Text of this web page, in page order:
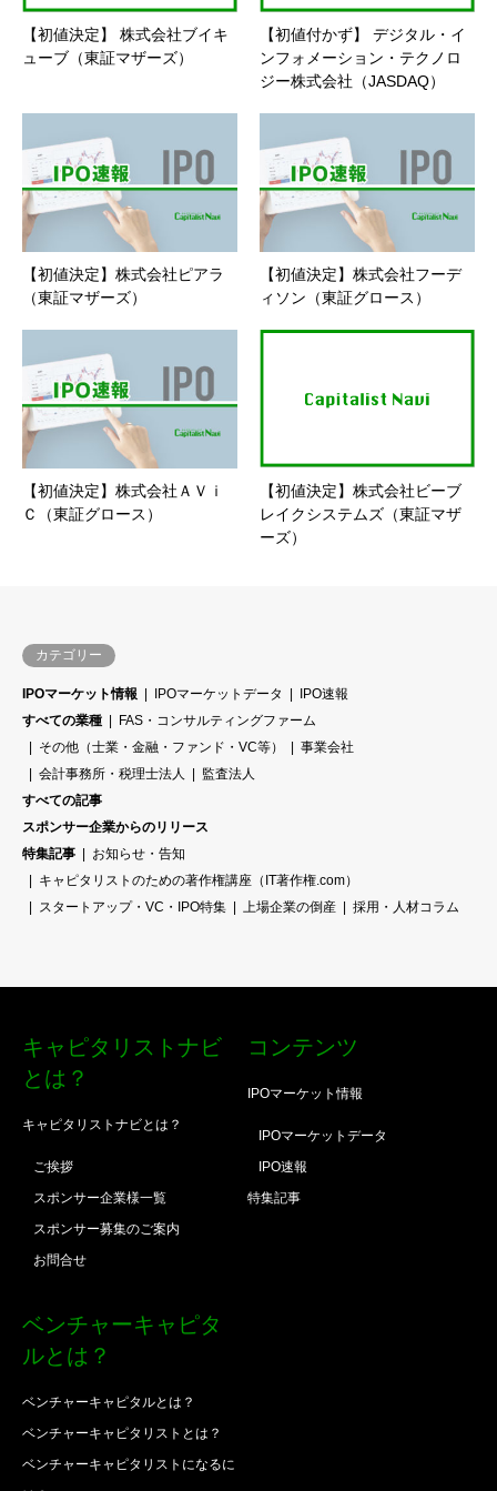
【初値決定】 株式会社ブイキ
ューブ（東証マザーズ）
【初値付かず】 デジタル・イ
ンフォメーション・テクノロ
ジー株式会社（JASDAQ）
【初値決定】株式会社ピアラ
（東証マザーズ）
【初値決定】株式会社フーデ
ィソン（東証グロース）
【初値決定】株式会社ＡＶｉ
Ｃ（東証グロース）
【初値決定】株式会社ビーブ
レイクシステムズ（東証マザ
ーズ）
カテゴリー
IPOマーケット情報 IPOマーケットデータ
IPO速報
すべての業種
FAS・コンサルティングファーム
その他（士業・金融・ファンド・VC等）
事業会社
会計事務所・税理士法人
監査法人
すべての記事
スポンサー企業からのリリース
特集記事
お知らせ・告知
キャピタリストのための著作権講座（IT著作権.com）
スタートアップ・VC・IPO特集
上場企業の倒産 採用・人材コラム
キャピタリストナビ
とは？
キャピタリストナビとは？
ご挨拶
スポンサー企業様一覧
スポンサー募集のご案内
お問合せ
コンテンツ
IPOマーケット情報
IPOマーケットデータ
IPO速報
特集記事
ベンチャーキャピタ
ルとは？
ベンチャーキャピタルとは？
ベンチャーキャピタリストとは？
ベンチャーキャピタリストになるに